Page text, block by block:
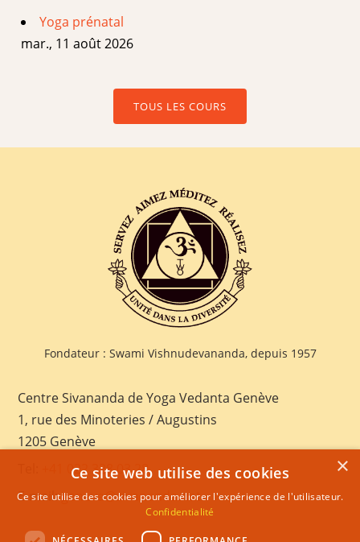
Yoga prénatal
mar., 11 août 2026
TOUS LES COURS
Fondateur : Swami Vishnudevananda, depuis 1957
Centre Sivananda de Yoga Vedanta Genève
1, rue des Minoteries / Augustins
1205 Genève
+41 022 328 03 28
E-mail:geneva@sivananda.net
×
Ce site web utilise des cookies
Ce site utilise des cookies pour améliorer l'expérience de l'utilisateur.
Confidentialité